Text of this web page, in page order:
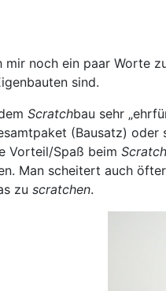
mir noch ein paar Worte
sind.
Scratchbau sehr
(Bausatz) oder
Vorteil/Spaß beim Scratch
Man scheitert auch
zu scratchen.